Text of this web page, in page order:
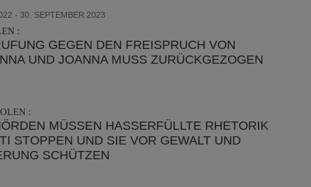
- 30. SEPTEMBER 2023
:
GEGEN DEN FREISPRUCH VON
UND JOANNA MUSS ZURÜCKGEZOGEN
:
MÜSSEN HASSERFÜLLTE RHETORIK
STOPPEN UND SIE VOR GEWALT UND
SCHÜTZEN